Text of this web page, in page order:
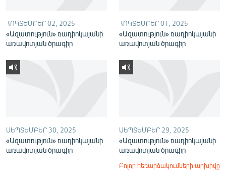
ՀՈԿՏԵՄԲԵՐ 02, 2025
«Ազատություն» ռադիոկայանի
առավոտյան ծրագիր
ՀՈԿՏԵՄԲԵՐ 01, 2025
«Ազատություն» ռադիոկայանի
առավոտյան ծրագիր
ՍԵՊՏԵՄԲԵՐ 30, 2025
«Ազատություն» ռադիոկայանի
առավոտյան ծրագիր
ՍԵՊՏԵՄԲԵՐ 29, 2025
«Ազատություն» ռադիոկայանի
առավոտյան ծրագիր
Բոլոր հեռարձակումների արխիվը